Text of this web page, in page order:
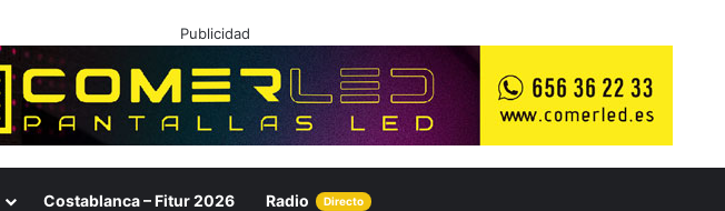
Publicidad
Costablanca – Fitur 2026 Radio Directo